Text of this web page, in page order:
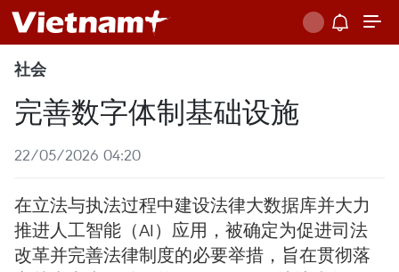
社会
完善数字体制基础设施
22/05/2026 04:20
在立法与执法过程中建设法律大数据库并大力
推进人工智能（AI）应用，被确定为促进司法
改革并完善法律制度的必要举措，旨在贯彻落